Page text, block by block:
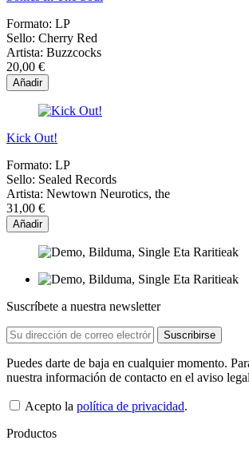
Formato: LP
Sello: Cherry Red
Artista: Buzzcocks
20,00 €
Añadir
Kick Out!
Formato: LP
Sello: Sealed Records
Artista: Newtown Neurotics, the
31,00 €
Añadir
Suscríbete a nuestra newsletter
Puedes darte de baja en cualquier momento.
nuestra información de contacto en el aviso
Acepto la política de privacidad.
Productos